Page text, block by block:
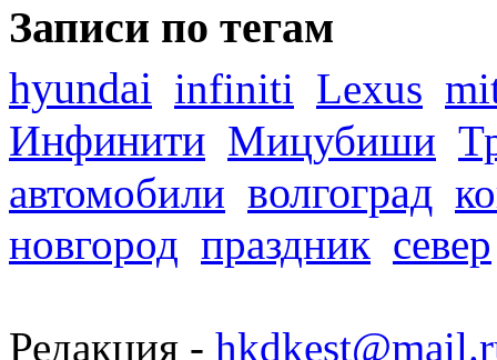
Записи по тегам
hyundai infiniti Lexus
Инфинити Мицубиши
автомобили волгоград
новгород праздник север
Редакция -